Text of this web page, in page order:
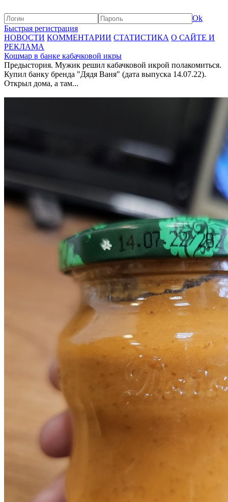
Ok
Быстрая регистрация
НОВОСТИ КОММЕНТАРИИ СТАТИСТИКА О САЙТЕ И
РЕКЛАМА
Кошмар в банке кабачковой икры
Предыстория. Мужик решил кабачковой икрой полакомиться.
Купил банку бренда "Дядя Ваня" (дата выпуска 14.07.22).
Открыл дома, а там...